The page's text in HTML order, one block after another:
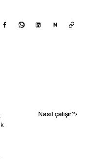
N
Nasıl çalışır?›